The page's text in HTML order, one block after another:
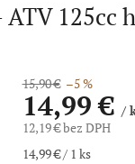
125cc
15,90 € –5 %
14,99 €/
12,19 € bez DPH
Jednotková
14,99 € / 1 ks